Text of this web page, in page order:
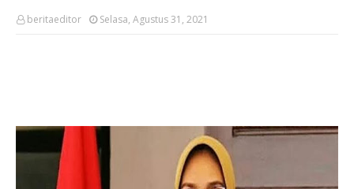
beritaeditor Selasa, Agustus 31, 2021